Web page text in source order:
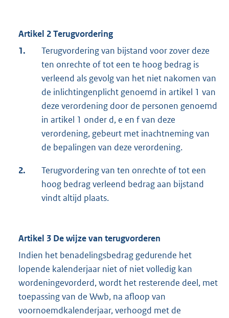
Artikel 2 Terugvordering
1.
Terugvordering van bijstand voor zover deze
ten onrechte of tot een te hoog bedrag is
verleend als gevolg van het niet nakomen van
de inlichtingenplicht genoemd in artikel 1 van
deze verordening door de personen genoemd
in artikel 1 onder d, e en f van deze
verordening, gebeurt met inachtneming van
de bepalingen van deze verordening.
2.
Terugvordering van ten onrechte of tot een
hoog bedrag verleend bedrag aan bijstand
vindt altijd plaats.
Artikel 3 De wijze van terugvorderen
Indien het benadelingsbedrag gedurende het
lopende kalenderjaar niet of niet volledig kan
wordeningevorderd, wordt het resterende deel, met
toepassing van de Wwb, na afloop van
voornoemdkalenderjaar, verhoogd met de